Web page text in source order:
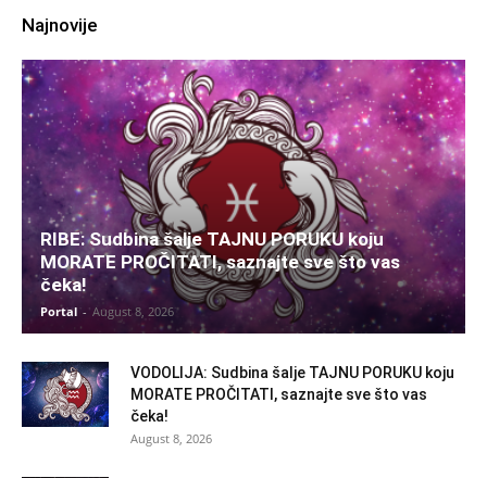
Najnovije
RIBE: Sudbina šalje TAJNU PORUKU koju
MORATE PROČITATI, saznajte sve što vas
čeka!
Portal - August 8, 2026
VODOLIJA: Sudbina šalje TAJNU PORUKU koju
MORATE PROČITATI, saznajte sve što vas
čeka!
August 8, 2026